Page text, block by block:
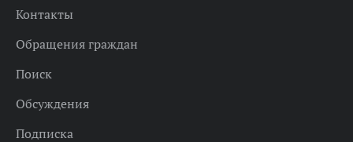
Контакты
Обращения граждан
Поиск
Обсуждения
Подписка